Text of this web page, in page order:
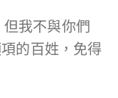
我不與你們
的百姓，免得